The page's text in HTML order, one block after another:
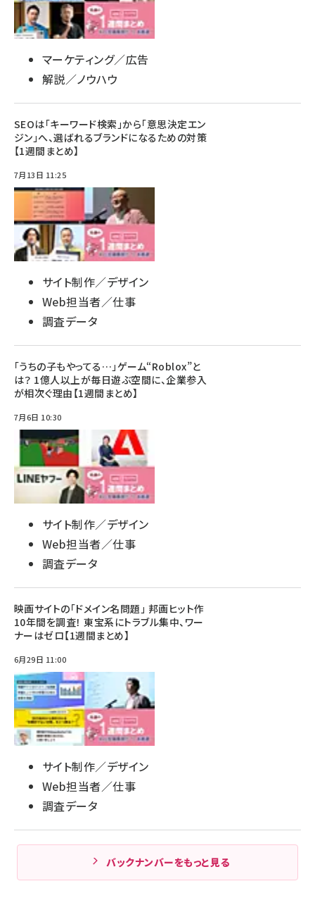
マーケティング／広告
解説／ノウハウ
SEOは「キーワード検索」から「意思決定エン
ジン」へ、選ばれるブランドになるための対策
【1週間まとめ】
7月13日 11:25
サイト制作／デザイン
Web担当者／仕事
調査データ
「うちの子もやってる…」ゲーム“Roblox”と
は？ 1億人以上が毎日遊ぶ空間に、企業参入
が相次ぐ理由【1週間まとめ】
7月6日 10:30
サイト制作／デザイン
Web担当者／仕事
調査データ
映画サイトの「ドメイン名問題」 邦画ヒット作
10年間を調査！ 東宝系にトラブル集中、ワー
ナーはゼロ【1週間まとめ】
6月29日 11:00
サイト制作／デザイン
Web担当者／仕事
調査データ
バックナンバーをもっと見る